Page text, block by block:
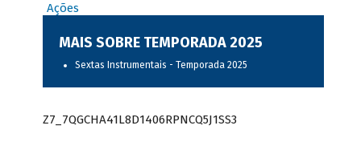
Ações
MAIS SOBRE TEMPORADA 2025
Sextas Instrumentais - Temporada 2025
Z7_7QGCHA41L8D1406RPNCQ5J1SS3